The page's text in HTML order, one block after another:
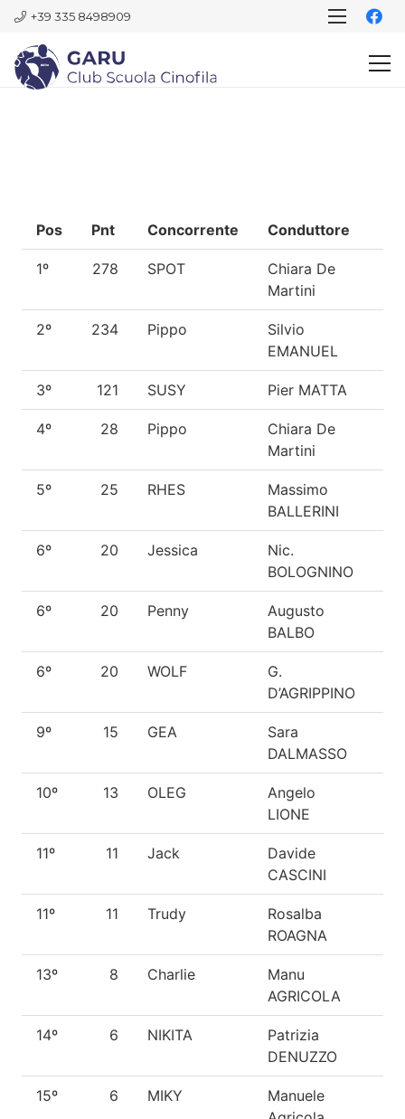
+39 335 8498909
Pos Pnt Concorrente Conduttore
1º 278 SPOT
Chiara De
Martini
2º 234 Pippo
Silvio
EMANUEL
3º 121 SUSY Pier MATTA
4º 28 Pippo
Chiara De
Martini
5º 25 RHES
Massimo
BALLERINI
6º 20 Jessica
Nic.
BOLOGNINO
6º 20 Penny
Augusto
BALBO
6º 20 WOLF
G.
D’AGRIPPINO
9º 15 GEA
Sara
DALMASSO
10º 13 OLEG
Angelo
LIONE
11º 11 Jack
Davide
CASCINI
11º 11 Trudy
Rosalba
ROAGNA
13º 8 Charlie
Manu
AGRICOLA
14º 6 NIKITA
Patrizia
DENUZZO
15º 6 MIKY
Manuele